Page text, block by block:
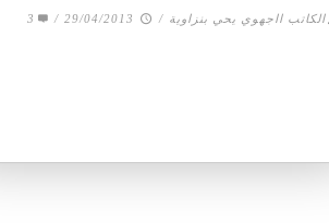
الكاتب ااجهوي يحي بنزاوية /
29/04/2013
/
3